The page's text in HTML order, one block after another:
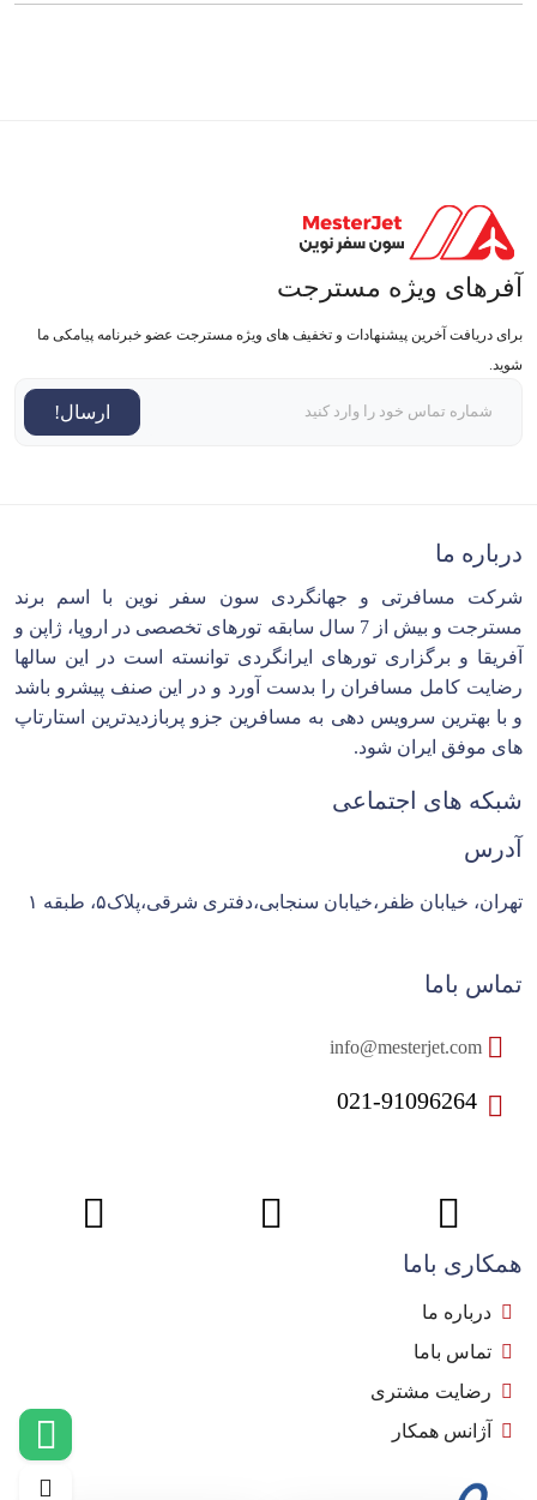
آفرهای ویژه مسترجت
برای دریافت آخرین پیشنهادات و تخفیف های ویژه مسترجت عضو خبرنامه پیامکی ما
شوید.
ارسال!
درباره ما
شرکت مسافرتی و جهانگردی سون سفر نوین با اسم برند
مسترجت و بیش از 7 سال سابقه تورهای تخصصی در اروپا، ژاپن و
آفریقا و برگزاری تورهای ایرانگردی توانسته است در این سالها
رضایت کامل مسافران را بدست آورد و در این صنف پیشرو باشد
و با بهترین سرویس دهی به مسافرین جزو پربازدیدترین استارتاپ
های موفق ایران شود.
شبکه های اجتماعی
آدرس
تهران، خیابان ظفر،خیابان سنجابی،دفتری شرقی،پلاک۵، طبقه ۱
تماس باما
021-91096264
همکاری باما
درباره ما
تماس باما
رضایت مشتری
آژانس همکار